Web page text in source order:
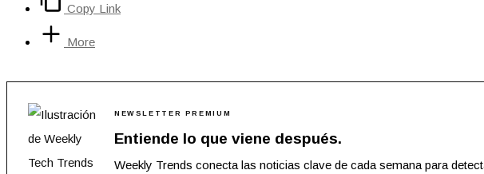
Copy Link
More
NEWSLETTER PREMIUM
Entiende lo que viene después.
Weekly Trends conecta las noticias clave de cada semana para